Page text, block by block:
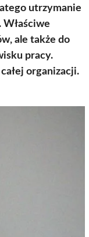
utrzymanie
ale także do
pracy.
organizacji.